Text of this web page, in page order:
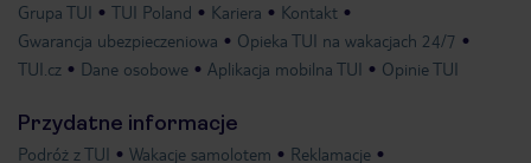
Grupa TUI TUI Poland Kariera
Kontakt
Gwarancja ubezpieczeniowa
Opieka TUI na wakacjach 24/7
TUI.cz
Dane osobowe Aplikacja mobilna TUI Opinie TUI
Przydatne informacje
Podróż z TUI Wakacje samolotem Reklamacje